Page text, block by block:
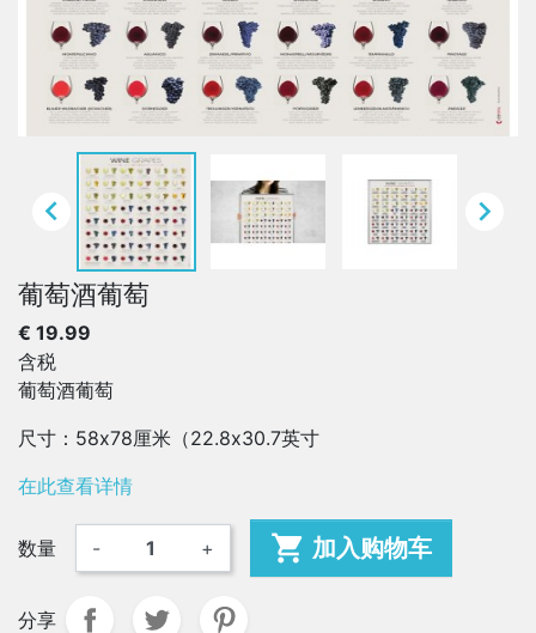
 
葡萄酒葡萄
€ 19.99
含税
葡萄酒葡萄
尺寸：58x78厘米（22.8x30.7英寸
在此查看详情
数量 - +  加入购物车
分享